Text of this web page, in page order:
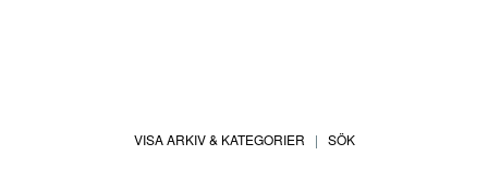
VISA ARKIV & KATEGORIER | SÖK